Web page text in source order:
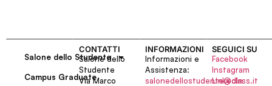
Salone dello Studente
Campus Graduate
CONTATTI
Salone dello
Studente
Via Marco
INFORMAZIONI
Informazioni e
Assistenza:
salonedellostudente@class.it
SEGUICI SU
Facebook
Instagram
LinkedIn